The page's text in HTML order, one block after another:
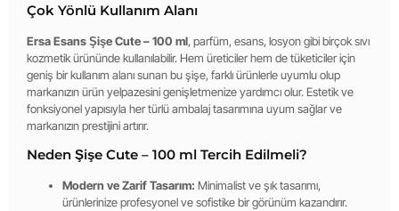
Çok Yönlü Kullanım Alanı
Ersa Esans Şişe Cute – 100 ml, parfüm, esans, losyon gibi birçok sıvı
kozmetik ürününde kullanılabilir. Hem üreticiler hem de tüketiciler için
geniş bir kullanım alanı sunan bu şişe, farklı ürünlerle uyumlu olup
markanızın ürün yelpazesini genişletmenize yardımcı olur. Estetik ve
fonksiyonel yapısıyla her türlü ambalaj tasarımına uyum sağlar ve
markanızın prestijini artırır.
Neden Şişe Cute – 100 ml Tercih Edilmeli?
Modern ve Zarif Tasarım: Minimalist ve şık tasarımı,
ürünlerinize profesyonel ve sofistike bir görünüm kazandırır.